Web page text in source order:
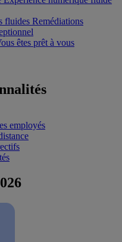
fluides Remédiations
êtes prêt à vous
employés